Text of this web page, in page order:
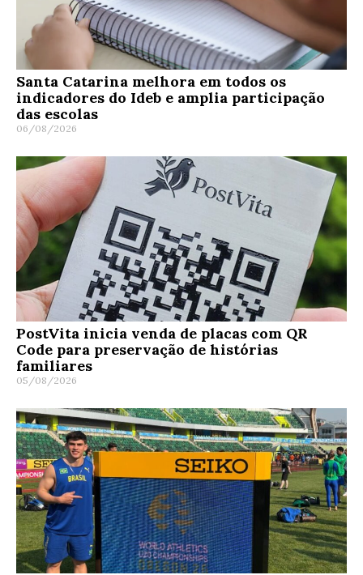
Santa Catarina melhora em todos os
indicadores do Ideb e amplia participação
das escolas
06/08/2026
PostVita inicia venda de placas com QR
Code para preservação de histórias
familiares
05/08/2026